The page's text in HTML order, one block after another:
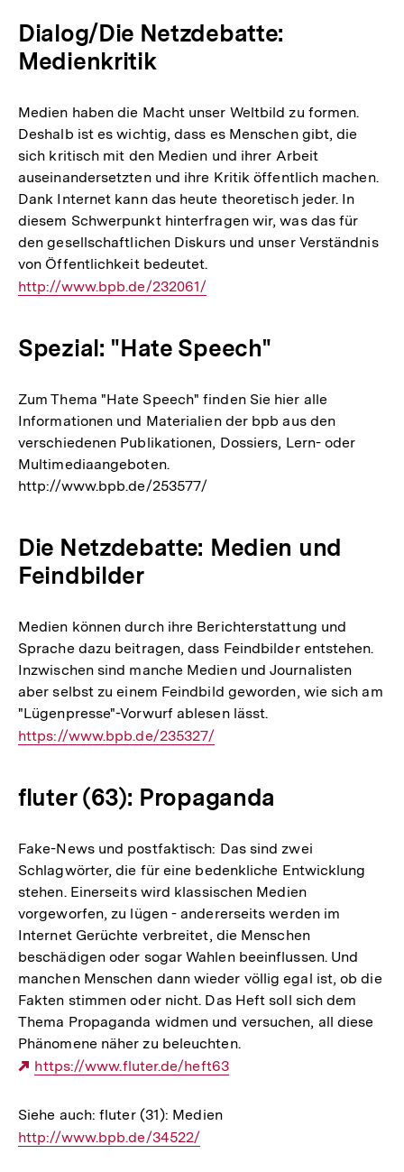
Dialog/Die Netzdebatte:
Medienkritik
Medien haben die Macht unser Weltbild zu formen.
Deshalb ist es wichtig, dass es Menschen gibt, die
sich kritisch mit den Medien und ihrer Arbeit
auseinandersetzten und ihre Kritik öffentlich machen.
Dank Internet kann das heute theoretisch jeder. In
diesem Schwerpunkt hinterfragen wir, was das für
den gesellschaftlichen Diskurs und unser Verständnis
von Öffentlichkeit bedeutet.
Interner
http://www.bpb.de/232061/
Spezial: "Hate Speech"
Zum Thema "Hate Speech" finden Sie hier alle
Informationen und Materialien der bpb aus den
verschiedenen Publikationen, Dossiers, Lern- oder
Multimediaangeboten.
http://www.bpb.de/253577/
Die Netzdebatte: Medien und
Feindbilder
Medien können durch ihre Berichterstattung und
Sprache dazu beitragen, dass Feindbilder entstehen.
Inzwischen sind manche Medien und Journalisten
aber selbst zu einem Feindbild geworden, wie sich am
"Lügenpresse"-Vorwurf ablesen lässt.
Interner
https://www.bpb.de/235327/
fluter (63): Propaganda
Fake-News und postfaktisch: Das sind zwei
Schlagwörter, die für eine bedenkliche Entwicklung
stehen. Einerseits wird klassischen Medien
vorgeworfen, zu lügen - andererseits werden im
Internet Gerüchte verbreitet, die Menschen
beschädigen oder sogar Wahlen beeinflussen. Und
manchen Menschen dann wieder völlig egal ist, ob die
Fakten stimmen oder nicht. Das Heft soll sich dem
Thema Propaganda widmen und versuchen, all diese
Phänomene näher zu beleuchten.
Externer
https://www.fluter.de/heft63
Siehe auch: fluter (31): Medien
Interner
http://www.bpb.de/34522/